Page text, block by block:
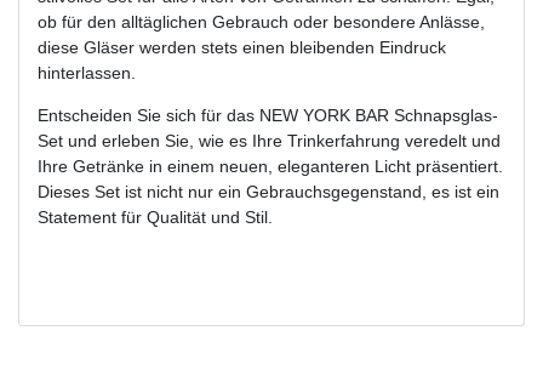
ob für den alltäglichen Gebrauch oder besondere Anlässe,
diese Gläser werden stets einen bleibenden Eindruck
hinterlassen.
Entscheiden Sie sich für das NEW YORK BAR Schnapsglas-
Set und erleben Sie, wie es Ihre Trinkerfahrung veredelt und
Ihre Getränke in einem neuen, eleganteren Licht präsentiert.
Dieses Set ist nicht nur ein Gebrauchsgegenstand, es ist ein
Statement für Qualität und Stil.